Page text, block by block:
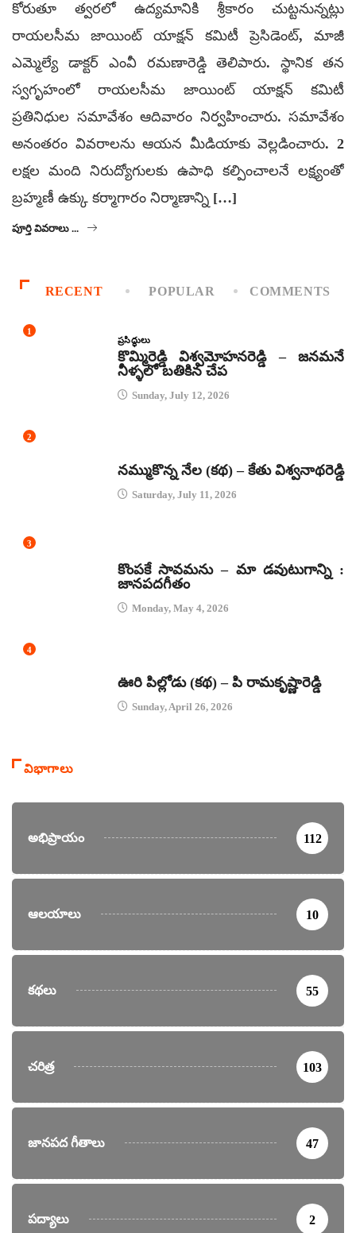
కోరుతూ త్వరలో ఉద్యమానికి శ్రీకారం చుట్టనున్నట్లు
రాయలసీమ జాయింట్ యాక్షన్ కమిటీ ప్రెసిడెంట్, మాజీ
ఎమ్మెల్యే డాక్టర్ ఎంవీ రమణారెడ్డి తెలిపారు. స్థానిక తన
స్వగృహంలో రాయలసీమ జాయింట్ యాక్షన్ కమిటీ
ప్రతినిధుల సమావేశం ఆదివారం నిర్వహించారు. సమావేశం
అనంతరం వివరాలను ఆయన మీడియాకు వెల్లడించారు. 2
లక్షల మంది నిరుద్యోగులకు ఉపాధి కల్పించాలనే లక్ష్యంతో
బ్రహ్మణీ ఉక్కు కర్మాగారం నిర్మాణాన్ని […]
పూర్తి వివరాలు ...
RECENT POPULAR COMMENTS
1
ప్రసిద్ధులు
కొమ్మిరెడ్డి విశ్వమోహనరెడ్డి – జనమనే
నీళ్ళలో బతికిన చేప
Sunday, July 12, 2026
2
నమ్ముకొన్న నేల (కథ) – కేతు విశ్వనాథరెడ్డి
Saturday, July 11, 2026
3
కొంపకే సావమను – మా డవుటుగాన్ని :
జానపదగీతం
Monday, May 4, 2026
4
ఊరి పిల్లోడు (కథ) – పి రామకృష్ణారెడ్డి
Sunday, April 26, 2026
విభాగాలు
అభిప్రాయం 112
ఆలయాలు 10
కథలు 55
చరిత్ర 103
జానపద గీతాలు 47
పద్యాలు 2